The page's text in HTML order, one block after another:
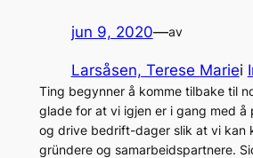
jun 9, 2020—av
Larsåsen, Terese Mariei
Ting begynner å komme tilbake til
glade for at vi igjen er i gang med å
og drive bedrift-dager slik at vi kan
gründere og samarbeidspartnere.